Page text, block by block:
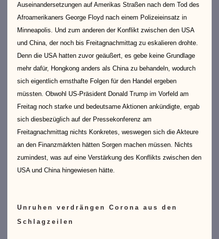
Auseinandersetzungen auf Amerikas Straßen nach dem Tod des
Afroamerikaners George Floyd nach einem Polizeieinsatz in
Minneapolis. Und zum anderen der Konflikt zwischen den USA
und China, der noch bis Freitagnachmittag zu eskalieren drohte.
Denn die USA hatten zuvor geäußert, es gebe keine Grundlage
mehr dafür, Hongkong anders als China zu behandeln, wodurch
sich eigentlich ernsthafte Folgen für den Handel ergeben
müssten. Obwohl US-Präsident Donald Trump im Vorfeld am
Freitag noch starke und bedeutsame Aktionen ankündigte, ergab
sich diesbezüglich auf der Pressekonferenz am
Freitagnachmittag nichts Konkretes, weswegen sich die Akteure
an den Finanzmärkten hätten Sorgen machen müssen. Nichts
zumindest, was auf eine Verstärkung des Konflikts zwischen den
USA und China hingewiesen hätte.
Unruhen verdrängen Corona aus den
Schlagzeilen